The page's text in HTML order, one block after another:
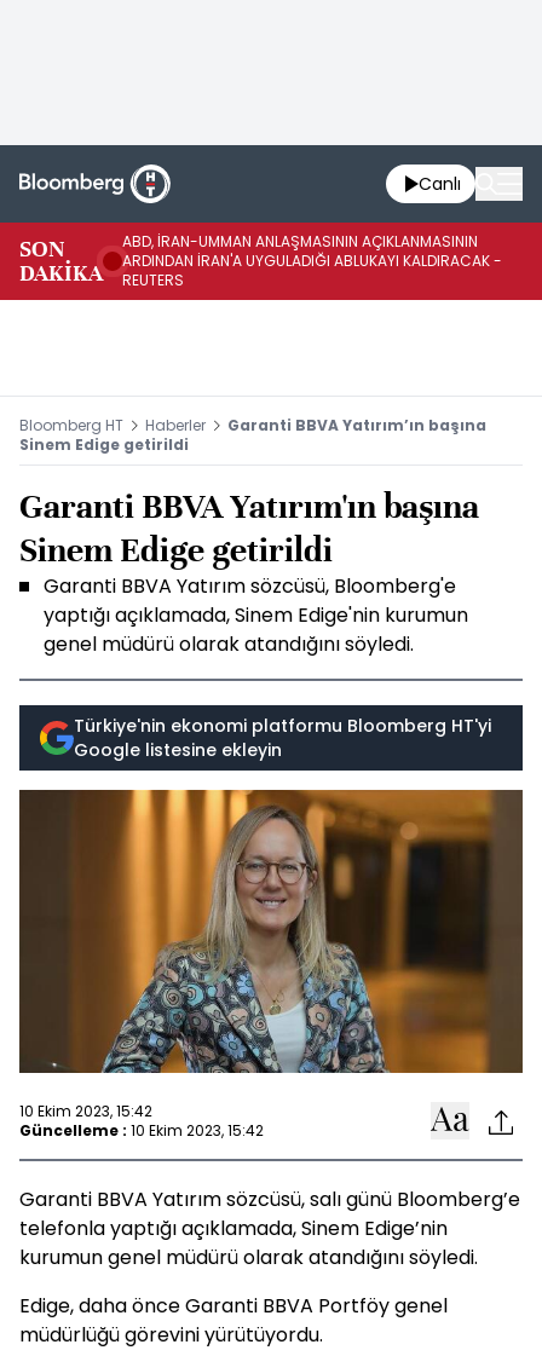
Canlı
SON
DAKİKA
ABD, İRAN-UMMAN ANLAŞMASININ AÇIKLANMASININ
ARDINDAN İRAN'A UYGULADIĞI ABLUKAYI KALDIRACAK -
REUTERS
Bloomberg HT Haberler
Garanti BBVA Yatırım’ın başına
Sinem Edige getirildi
Garanti BBVA Yatırım'ın başına
Sinem Edige getirildi
Garanti BBVA Yatırım sözcüsü, Bloomberg'e
yaptığı açıklamada, Sinem Edige'nin kurumun
genel müdürü olarak atandığını söyledi.
Türkiye'nin ekonomi platformu Bloomberg HT'yi
Google listesine ekleyin
10 Ekim 2023, 15:42
Güncelleme : 10 Ekim 2023, 15:42
Garanti BBVA Yatırım sözcüsü, salı günü Bloomberg’e
telefonla yaptığı açıklamada, Sinem Edige’nin
kurumun genel müdürü olarak atandığını söyledi.
Edige, daha önce Garanti BBVA Portföy genel
müdürlüğü görevini yürütüyordu.